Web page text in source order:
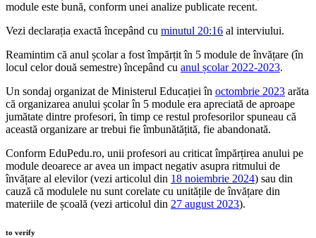
module este bună, conform unei analize publicate recent.
Vezi declarația exactă începând cu minutul 20:16 al interviului.
Reamintim că anul școlar a fost împărțit în 5 module de învățare (în
locul celor două semestre) începând cu anul școlar 2022-2023.
Un sondaj organizat de Ministerul Educației în octombrie 2023 arăta
că organizarea anului școlar în 5 module era apreciată de aproape
jumătate dintre profesori, în timp ce restul profesorilor spuneau că
această organizare ar trebui fie îmbunătățită, fie abandonată.
Conform EduPedu.ro, unii profesori au criticat împărțirea anului pe
module deoarece ar avea un impact negativ asupra ritmului de
învățare al elevilor (vezi articolul din 18 noiembrie 2024) sau din
cauză că modulele nu sunt corelate cu unitățile de învățare din
materiile de școală (vezi articolul din 27 august 2023).
to verify